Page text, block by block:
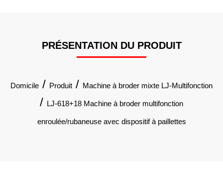
PRÉSENTATION DU PRODUIT
Domicile / Produit / Machine à broder mixte LJ-Multifonction
/ LJ-618+18 Machine à broder multifonction
enroulée/rubaneuse avec dispositif à paillettes